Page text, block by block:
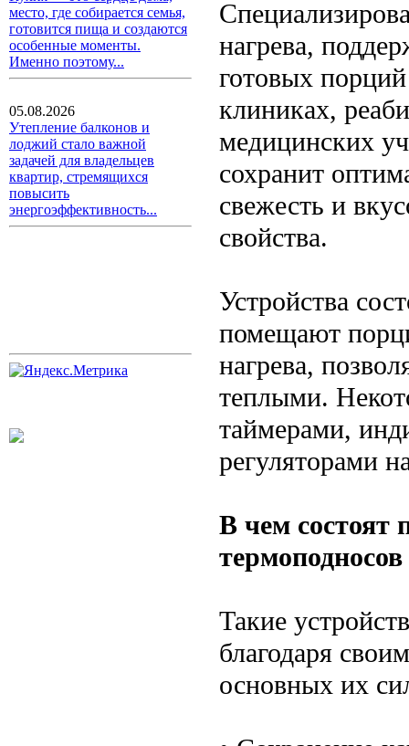
место, где собирается семья,
готовится пища и создаются
особенные моменты.
Именно поэтому...
05.08.2026
Утепление балконов и
лоджий стало важной
задачей для владельцев
квартир, стремящихся
повысить
энергоэффективность...
нагрева,
готовых
клиниках,
медицинских
сохранит
свежесть и
свойства.
Устройства
помещают
нагрева,
теплыми.
таймерами,
регуляторами
В чем состоят
термоподносов
Такие
благодаря
основных их